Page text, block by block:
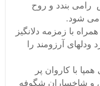
رامی بندد و روح
می شود.
با زمزمه دلانگیز
ودلهای آرزومند را
با کاروان پر
و شاخساران شگوفه